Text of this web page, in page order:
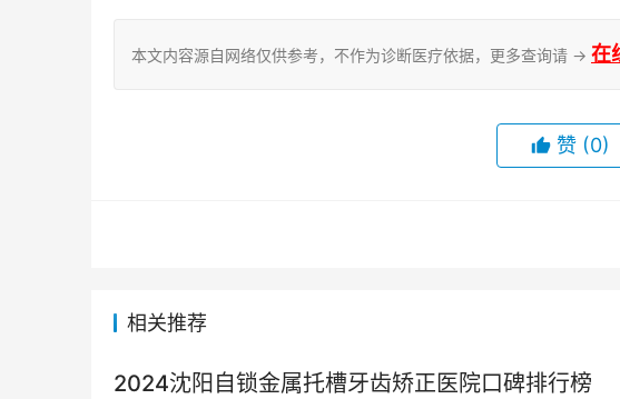
本文内容源自网络仅供参考，不作为诊断医疗依据，更多查询请 → 在
赞 (0)
相关推荐
2024沈阳自锁金属托槽牙齿矫正医院口碑排行榜